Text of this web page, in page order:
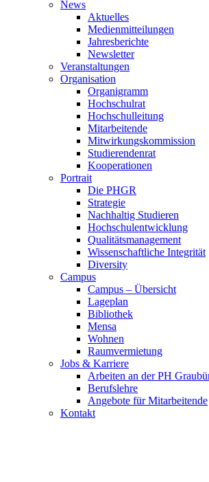
News
Aktuelles
Medienmitteilungen
Jahresberichte
Newsletter
Veranstaltungen
Organisation
Organigramm
Hochschulrat
Hochschulleitung
Mitarbeitende
Mitwirkungskommission
Studierendenrat
Kooperationen
Portrait
Die PHGR
Strategie
Nachhaltig Studieren
Hochschulentwicklung
Qualitätsmanagement
Wissenschaftliche Integrität
Diversity
Campus
Campus – Übersicht
Lageplan
Bibliothek
Mensa
Wohnen
Raumvermietung
Jobs & Karriere
Arbeiten an der PH
Berufslehre
Angebote für Mitarbeitende
Kontakt